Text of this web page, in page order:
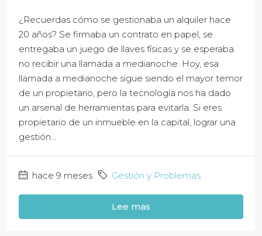
¿Recuerdas cómo se gestionaba un alquiler hace
20 años? Se firmaba un contrato en papel, se
entregaba un juego de llaves físicas y se esperaba
no recibir una llamada a medianoche. Hoy, esa
llamada a medianoche sigue siendo el mayor temor
de un propietario, pero la tecnología nos ha dado
un arsenal de herramientas para evitarla. Si eres
propietario de un inmueble en la capital, lograr una
gestión...
hace 9 meses Gestión y Problemas
Lee mas